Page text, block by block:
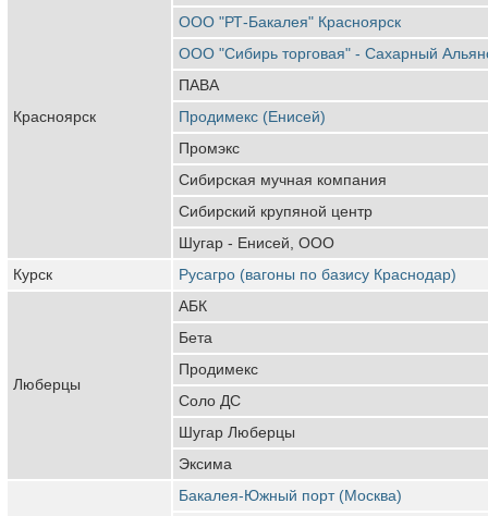
Красноярск
ООО "РТ-Бакалея" Красноярск
ООО "Сибирь торговая" - Сахарный
ПАВА
Продимекс (Енисей)
Промэкс
Сибирская мучная компания
Сибирский крупяной центр
Шугар - Енисей, ООО
Курск
Русагро (вагоны по базису Краснодар)
Люберцы
АБК
Бета
Продимекс
Соло ДС
Шугар Люберцы
Эксима
Бакалея-Южный порт (Москва)